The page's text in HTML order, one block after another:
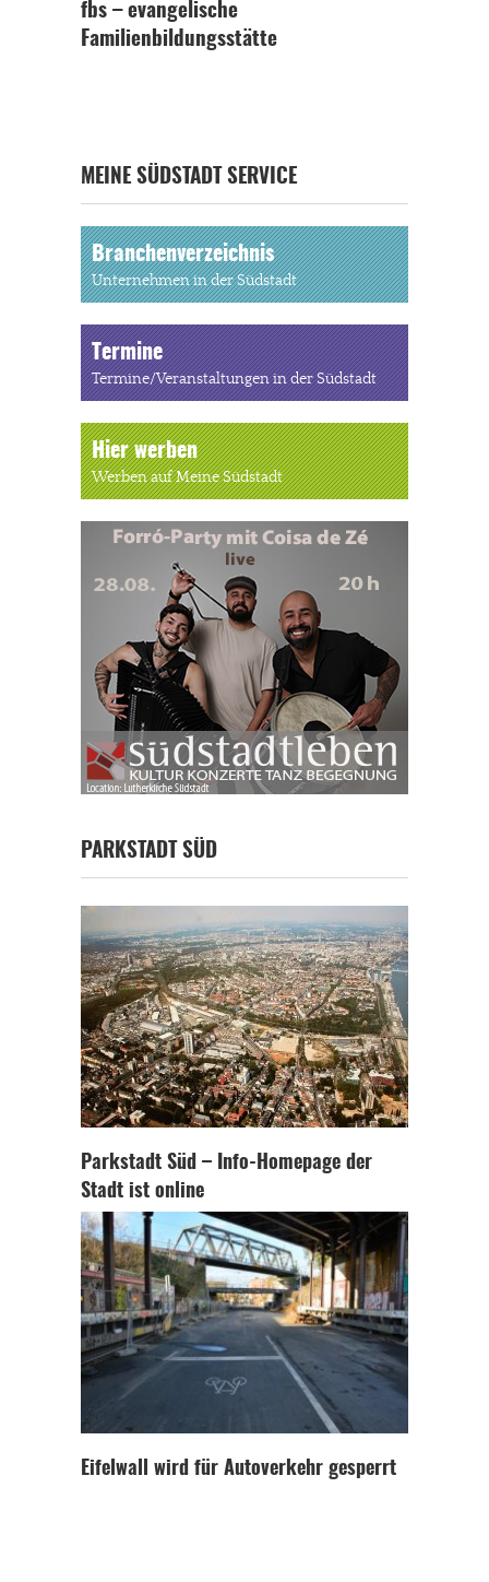
fbs – evangelische
Familienbildungsstätte
MEINE SÜDSTADT SERVICE
Branchenverzeichnis
Unternehmen in der Südstadt
Termine
Termine/Veranstaltungen in der Südstadt
Hier werben
Werben auf Meine Südstadt
PARKSTADT SÜD
Parkstadt Süd – Info-Homepage der
Stadt ist online
Eifelwall wird für Autoverkehr gesperrt